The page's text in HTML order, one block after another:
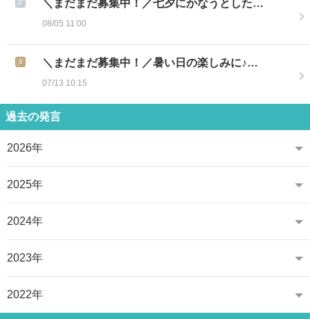
＼まだまだ募集中！／七夕にかなうとした…
08/05 11:00
＼まだまだ募集中！／暑い日の楽しみに♪…
07/13 10:15
過去の発言
2026年
2025年
2024年
2023年
2022年